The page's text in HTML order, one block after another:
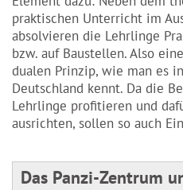
praktischen Unterricht im
absolvieren die Lehrlinge
bzw. auf Baustellen. Also
dualen Prinzip, wie man es
Deutschland kennt. Da die
Lehrlinge profitieren und
ausrichten, sollen so auch
Das Panzi-Zentrum